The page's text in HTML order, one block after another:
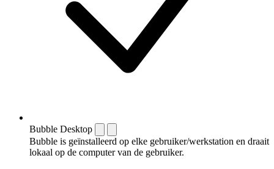
Bubble Desktop
Bubble is geïnstalleerd op elke gebruiker/werkstation en draait
lokaal op de computer van de gebruiker.